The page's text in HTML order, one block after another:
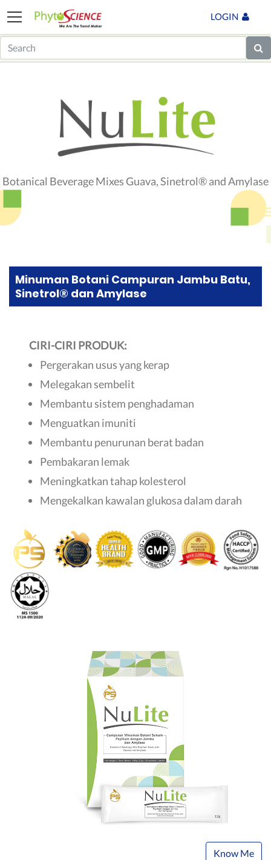
LOGIN
Botanical Beverage Mixes Guava, Sinetrol® and Amylase
Minuman Botani Campuran Jambu Batu,
Sinetrol® dan Amylase
CIRI-CIRI PRODUK:
Pergerakan usus yang kerap
Melegakan sembelit
Membantu sistem penghadaman
Menguatkan imuniti
Membantu penurunan berat badan
Pembakaran lemak
Meningkatkan tahap kolesterol
Mengekalkan kawalan glukosa dalam darah
Know Me